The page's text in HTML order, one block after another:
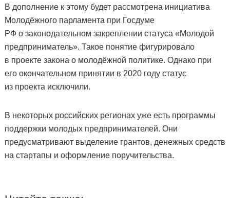
В дополнение к этому будет рассмотрена инициатива
Молодёжного парламента при Госдуме
РФ о законодательном закреплении статуса «Молодой
предприниматель». Такое понятие фигурировало
в проекте закона о молодёжной политике. Однако при
его окончательном принятии в 2020 году статус
из проекта исключили.
В некоторых российских регионах уже есть программы
поддержки молодых предпринимателей. Они
предусматривают выделение грантов, денежных средств
на стартапы и оформление поручительства.